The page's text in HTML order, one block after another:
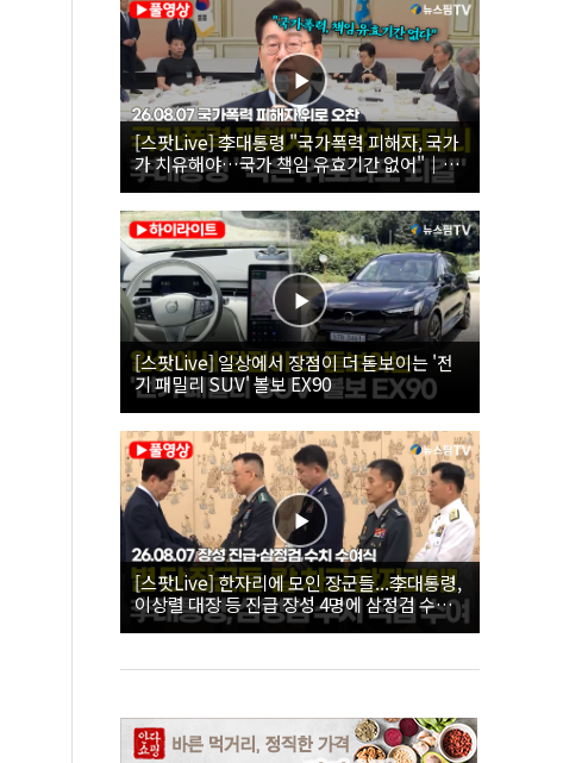
[스팟Live] 李대통령 "국가폭력 피해자, 국가
가 치유해야…국가 책임 유효기간 없어"｜
26.08.07 국가폭력 피해자 위로 오찬
[스팟Live] 일상에서 장점이 더 돋보이는 '전
기 패밀리 SUV' 볼보 EX90
[스팟Live] 한자리에 모인 장군들...李대통령,
이상렬 대장 등 진급 장성 4명에 삼정검 수치
직접 수여｜26.08.07 장성 진급·삼정검 수치